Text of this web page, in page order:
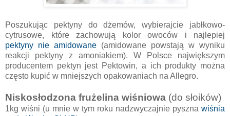
Poszukując pektyny do dżemów, wybierajcie jabłkowo-
cytrusowe, które zachowują kolor owoców i najlepiej
pektyny nie amidowane (amidowane powstają w wyniku
reakcji pektyny z amoniakiem). W Polsce największym
producentem pektyn jest Pektowin, a ich produkty można
często kupić w mniejszych opakowaniach na Allegro.
Niskosłodzona frużelina wiśniowa (do słoików)
1kg wiśni (u mnie w tym roku nadzwyczajnie pyszna wiśnia